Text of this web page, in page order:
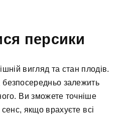
персики
вигляд та стан плодів.
безпосередньо залежить
Ви зможете точніше
якщо врахуєте всі